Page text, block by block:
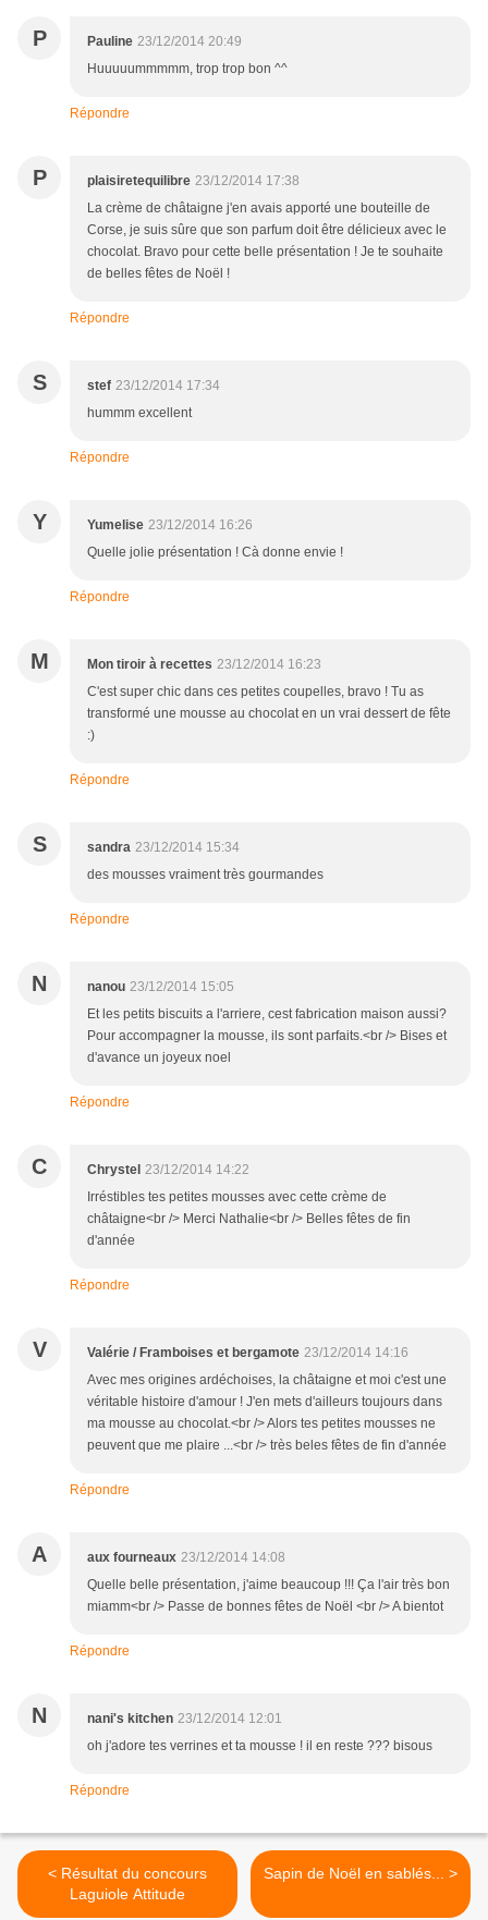
P Pauline 23/12/2014 20:49
Huuuuummmmm, trop trop bon ^^
Répondre
P plaisiretequilibre 23/12/2014 17:38
La crème de châtaigne j'en avais apporté une bouteille de
Corse, je suis sûre que son parfum doit être délicieux avec le
chocolat. Bravo pour cette belle présentation ! Je te souhaite
de belles fêtes de Noël !
Répondre
S stef 23/12/2014 17:34
hummm excellent
Répondre
Y Yumelise 23/12/2014 16:26
Quelle jolie présentation ! Cà donne envie !
Répondre
M Mon tiroir à recettes 23/12/2014 16:23
C'est super chic dans ces petites coupelles, bravo ! Tu as
transformé une mousse au chocolat en un vrai dessert de fête
:)
Répondre
S sandra 23/12/2014 15:34
des mousses vraiment très gourmandes
Répondre
N nanou 23/12/2014 15:05
Et les petits biscuits a l'arriere, cest fabrication maison aussi?
Pour accompagner la mousse, ils sont parfaits.<br /> Bises et
d'avance un joyeux noel
Répondre
C Chrystel 23/12/2014 14:22
Irréstibles tes petites mousses avec cette crème de
châtaigne<br /> Merci Nathalie<br /> Belles fêtes de fin
d'année
Répondre
V Valérie / Framboises et bergamote 23/12/2014 14:16
Avec mes origines ardéchoises, la châtaigne et moi c'est une
véritable histoire d'amour ! J'en mets d'ailleurs toujours dans
ma mousse au chocolat.<br /> Alors tes petites mousses ne
peuvent que me plaire ...<br /> très beles fêtes de fin d'année
Répondre
A aux fourneaux 23/12/2014 14:08
Quelle belle présentation, j'aime beaucoup !!! Ça l'air très bon
miamm<br /> Passe de bonnes fêtes de Noël <br /> A bientot
Répondre
N nani's kitchen 23/12/2014 12:01
oh j'adore tes verrines et ta mousse ! il en reste ??? bisous
Répondre
< Résultat du concours
Laguiole Attitude
Sapin de Noël en sablés... >